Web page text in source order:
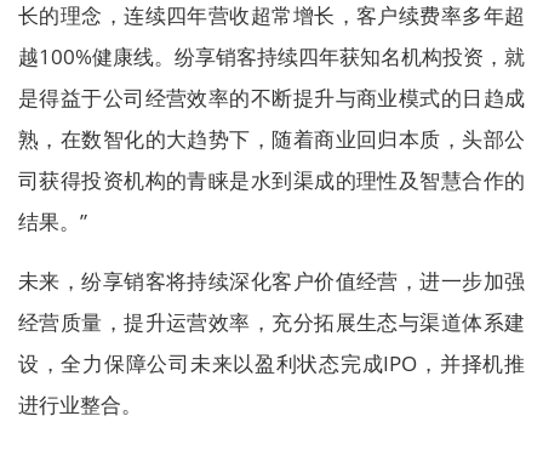
长的理念，连续四年营收超常增长，客户续费率多年超
越100%健康线。纷享销客持续四年获知名机构投资，就
是得益于公司经营效率的不断提升与商业模式的日趋成
熟，在数智化的大趋势下，随着商业回归本质，头部公
司获得投资机构的青睐是水到渠成的理性及智慧合作的
结果。”
未来，纷享销客将持续深化客户价值经营，进一步加强
经营质量，提升运营效率，充分拓展生态与渠道体系建
设，全力保障公司未来以盈利状态完成IPO，并择机推
进行业整合。